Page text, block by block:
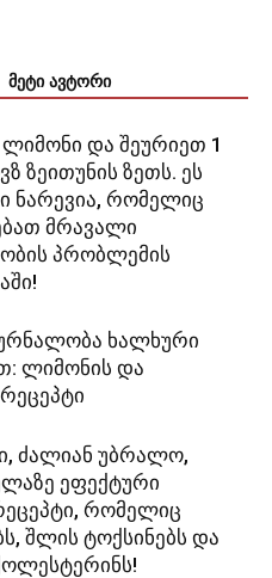
მეტი ავტორი
და შეურიეთ 1
ზეითუნის ზეთს. ეს
ნარევია, რომელიც
მრავალი
პრობლემის
ხალხური
ლიმონის და
ძალიან უბრალო,
ეფექტური
რომელიც
შლის ტოქსინებს და